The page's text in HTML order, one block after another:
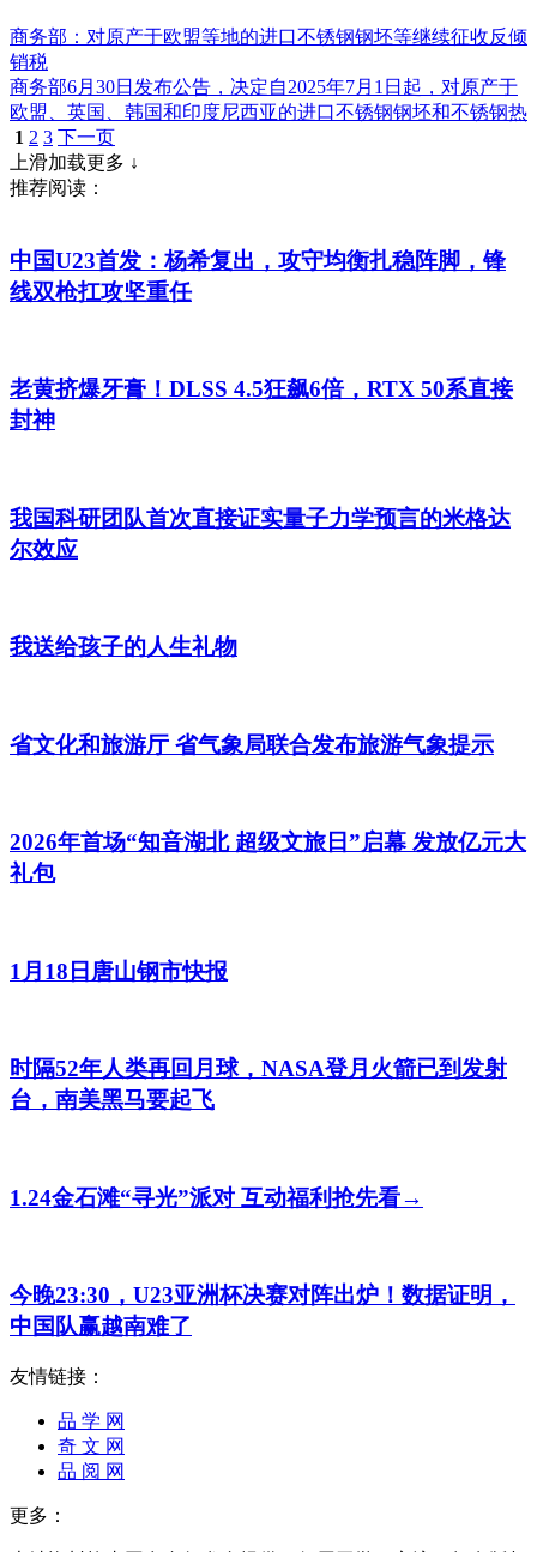
商务部：对原产于欧盟等地的进口不锈钢钢坯等继续征收反倾
销税
商务部6月30日发布公告，决定自2025年7月1日起，对原产于
欧盟、英国、韩国和印度尼西亚的进口不锈钢钢坯和不锈钢热
1 2 3 下一页
上滑加载更多 ↓
推荐阅读：
中国U23首发：杨希复出，攻守均衡扎稳阵脚，锋
线双枪扛攻坚重任
老黄挤爆牙膏！DLSS 4.5狂飙6倍，RTX 50系直接
封神
我国科研团队首次直接证实量子力学预言的米格达
尔效应
我送给孩子的人生礼物
省文化和旅游厅 省气象局联合发布旅游气象提示
2026年首场“知音湖北 超级文旅日”启幕 发放亿元大
礼包
1月18日唐山钢市快报
时隔52年人类再回月球，NASA登月火箭已到发射
台，南美黑马要起飞
1.24金石滩“寻光”派对 互动福利抢先看→
今晚23:30，U23亚洲杯决赛对阵出炉！数据证明，
中国队赢越南难了
友情链接：
品 学 网
奇 文 网
品 阅 网
更多：